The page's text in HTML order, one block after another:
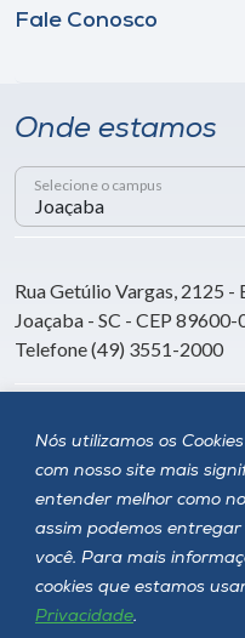
Nós utilizamos os
com nosso site mais
entender melhor como
assim podemos
você. Para mais
cookies que estamos
Privacidade.
Fale Conosco
Onde estamos
Selecione o campus
Rua Getúlio Vargas, 2125 -
Joaçaba - SC - CEP 89600-
Telefone (49) 3551-2000
Siga a Unoesc